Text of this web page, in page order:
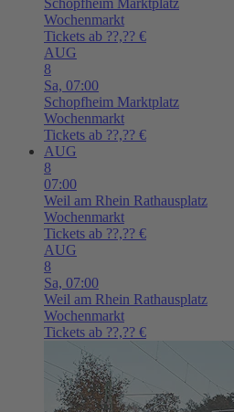
Wochenmarkt
Tickets ab ??,?? €
AUG
8
Sa, 07:00
Schopfheim Marktplatz
Wochenmarkt
Tickets ab ??,?? €
AUG
8
07:00
Weil am Rhein Rathausplatz
Wochenmarkt
Tickets ab ??,?? €
AUG
8
Sa, 07:00
Weil am Rhein Rathausplatz
Wochenmarkt
Tickets ab ??,?? €